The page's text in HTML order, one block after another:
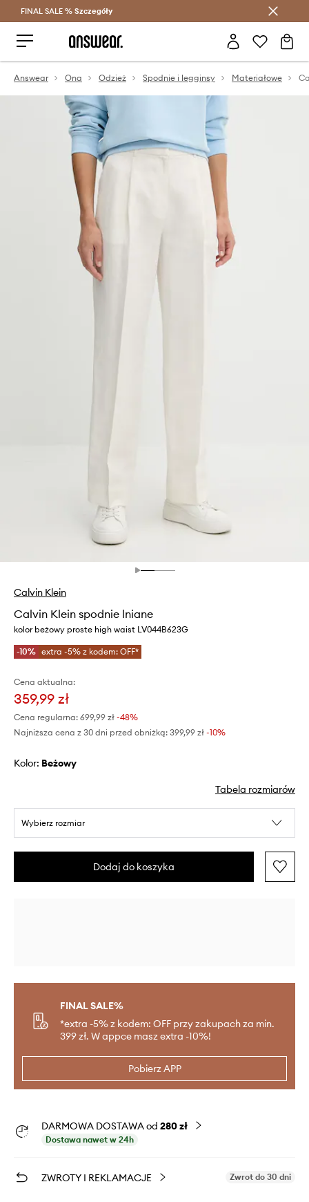
Oszczędzaj z Answear Club >
FINAL SALE % Szczegóły
Answear Ona Odzież Spodnie i legginsy Materiałowe
Calvin Klein
Calvin Klein spodnie lniane
kolor beżowy proste high waist LV044B623G
-10% extra -5% z kodem: OFF*
Cena aktualna:
359,99 zł
Cena regularna: 699,99 zł -48%
Najniższa cena z 30 dni przed obniżką: 399,99 zł -10%
Kolor: beżowy
Tabela rozmiarów
Wybierz rozmiar
Dodaj do koszyka
FINAL SALE%
*extra -5% z kodem: OFF przy zakupach za min.
399 zł. W appce masz extra -10%!
Pobierz APP
DARMOWA DOSTAWA od 280 zł
Dostawa nawet w 24h
ZWROTY I REKLAMACJE Zwrot do 30 dni